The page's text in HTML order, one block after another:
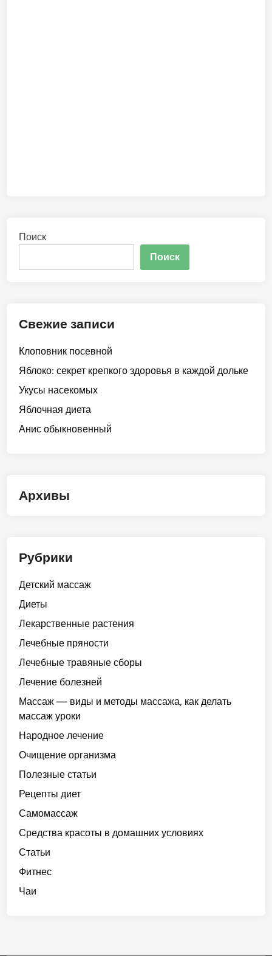
Поиск
Поиск
Свежие записи
Клоповник посевной
Яблоко: секрет крепкого здоровья в каждой дольке
Укусы насекомых
Яблочная диета
Анис обыкновенный
Архивы
Рубрики
Детский массаж
Диеты
Лекарственные растения
Лечебные пряности
Лечебные травяные сборы
Лечение болезней
Массаж — виды и методы массажа, как делать
массаж уроки
Народное лечение
Очищение организма
Полезные статьи
Рецепты диет
Самомассаж
Средства красоты в домашних условиях
Статьи
Фитнес
Чаи